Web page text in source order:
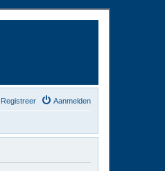
Aanmelden
Registreer